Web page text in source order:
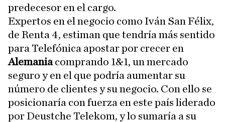
predecesor en el cargo.
Expertos en el negocio como Iván San Félix,
de Renta 4, estiman que tendría más sentido
para Telefónica apostar por crecer en
Alemaniacomprando 1&1, un mercado
seguro y en el que podría aumentar su
número de clientes y su negocio. Con ello se
posicionaría con fuerza en este país liderado
por Deustche Telekom, y lo sumaría a su